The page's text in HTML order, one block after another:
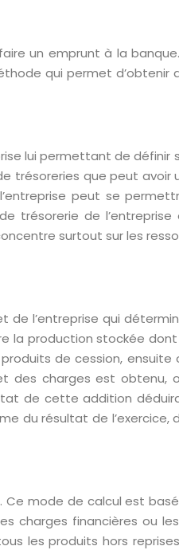
un emprunt à la
qui permet d’obtenir
lui permettant de
trésoreries que peut
peut se
trésorerie de
surtout sur les
l’entreprise qui
la production stockée
de cession, ensuite
des charges est obtenu,
de cette addition
du résultat de l’exercice,
Ce mode de calcul est
charges financières ou
les produits hors